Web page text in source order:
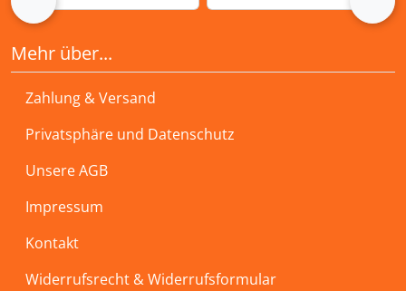
zurück vor
Mehr über...
Zahlung & Versand
Privatsphäre und Datenschutz
Unsere AGB
Impressum
Kontakt
Widerrufsrecht & Widerrufsformular